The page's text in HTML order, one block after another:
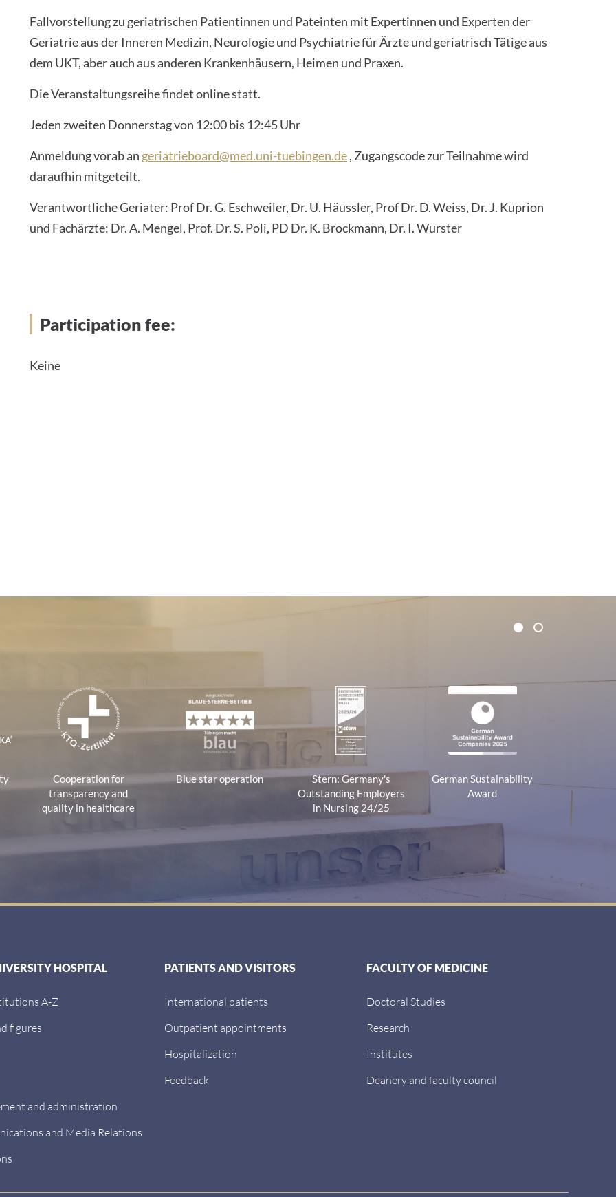
Fallvorstellung zu geriatrischen Patientinnen und Pateinten mit Expertinnen und Experten der
Geriatrie aus der Inneren Medizin, Neurologie und Psychiatrie für Ärzte und geriatrisch Tätige aus
dem UKT, aber auch aus anderen Krankenhäusern, Heimen und Praxen.
Die Veranstaltungsreihe findet online statt.
Jeden zweiten Donnerstag von 12:00 bis 12:45 Uhr
Anmeldung vorab an geriatrieboard@med.uni-tuebingen.de, Zugangscode zur Teilnahme wird
daraufhin mitgeteilt.
Verantwortliche Geriater: Prof Dr. G. Eschweiler, Dr. U. Häussler, Prof Dr. D. Weiss, Dr. J. Kuprion
und Fachärzte: Dr. A. Mengel, Prof. Dr. S. Poli, PD Dr. K. Brockmann, Dr. I. Wurster
Participation fee:
Keine
1 2
Cooperation for
transparency and
quality in healthcare
Blue star operation
Stern: Germany's
Outstanding Employers
in Nursing 24/25
German Sustainability
Award
HOSPITAL
A-Z
figures
and administration
and Media Relations
PATIENTS AND VISITORS
International patients
Outpatient appointments
Hospitalization
Feedback
FACULTY OF MEDICINE
Doctoral Studies
Research
Institutes
Deanery and faculty council